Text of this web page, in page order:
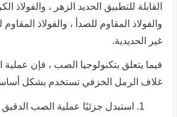
القابلة للتطبيق الحديد الزهر ، والفولاذ
والفولاذ المقاوم للصدأ ، والفولاذ المقاوم
غير الحديدية.
فيما يتعلق بتكنولوجيا الصب ، فإن عملية
غلاف الرمل الخزفي تستخدم بشكل أساسي
استبدل جزئيًا عملية الصب الدقيق